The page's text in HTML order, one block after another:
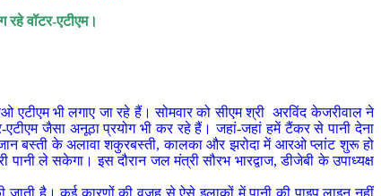
वॉटर-एटीएम।
एटीएम भी लगाए जा रहे हैं। सोमवार को सीएम श्री अरविंद केजरीवाल ने
जैसा अनूठा प्रयोग भी कर रहे हैं। जहां-जहां हमें टैंकर से पानी देना
बस्ती के अलावा शकुरबस्ती, कालका और झरोदा में आरओ प्लांट शुरू हो
ले सकेगा। इस दौरान जल मंत्री सौरभ भारद्वाज, डीजेबी के उपाध्यक्ष